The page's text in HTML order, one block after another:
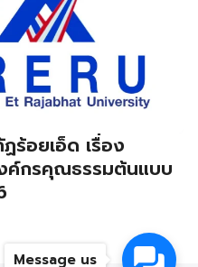
ร้อยเอ็ด เรื่อง
ค์กรคุณธรรมต้นแบบ
Message us